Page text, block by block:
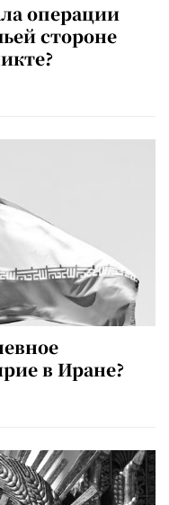
операции
стороне
в Иране?